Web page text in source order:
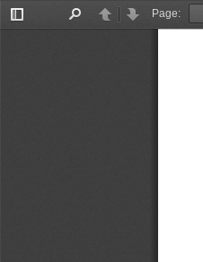
Toggle
PreviousNext
Page: